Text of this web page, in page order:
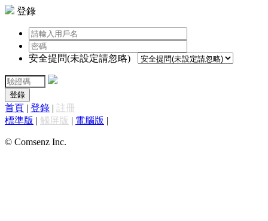
登錄
安全提問(未設定請忽略)
登錄
首頁 | 登錄 | 註冊
標準版 | 觸屏版 | 電腦版 |
© Comsenz Inc.